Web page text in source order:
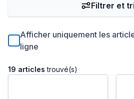
Afficher uniquement les
ligne
19 articles trouvé(s)
Filtrer et